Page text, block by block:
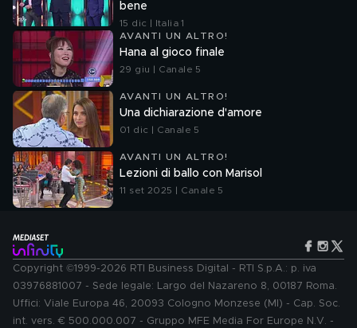
bene
15 dic | Italia 1
AVANTI UN ALTRO!
Hana al gioco finale
29 giu | Canale 5
AVANTI UN ALTRO!
Una dichiarazione d'amore
01 dic | Canale 5
AVANTI UN ALTRO!
Lezioni di ballo con Marisol
11 set 2025 | Canale 5
Copyright ©1999-2026 RTI Business Digital - RTI S.p.A.: p. iva
03976881007 - Sede legale: Largo del Nazareno 8, 00187 Roma.
Uffici: Viale Europa 46, 20093 Cologno Monzese (MI) - Cap. Soc.
int. vers. € 500.000.007 - Gruppo MFE Media For Europe N.V. -